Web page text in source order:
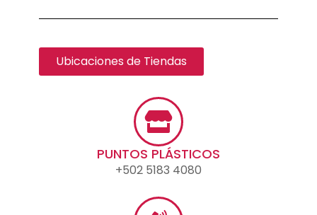
Ubicaciones de Tiendas
PUNTOS PLÁSTICOS
+502 5183 4080